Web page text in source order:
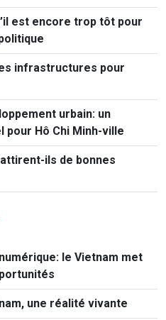
est encore trop tôt pour
infrastructures pour
urbain: un
pour Hô Chi Minh-ville
ils de bonnes
le Vietnam met
une réalité vivante